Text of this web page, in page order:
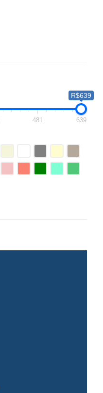
R$639
481 639